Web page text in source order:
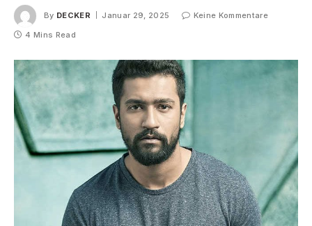
By DECKER Januar 29, 2025
Keine Kommentare
4 Mins Read